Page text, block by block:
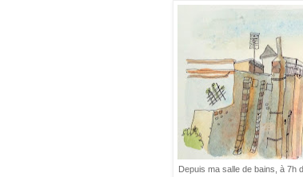
Depuis ma salle de bains, à 7h